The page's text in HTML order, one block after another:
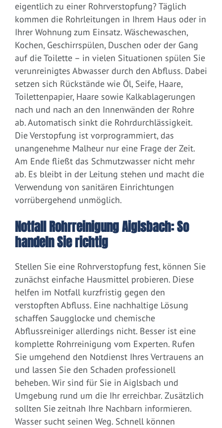
eigentlich zu einer Rohrverstopfung? Täglich
kommen die Rohrleitungen in Ihrem Haus oder in
Ihrer Wohnung zum Einsatz. Wäschewaschen,
Kochen, Geschirrspülen, Duschen oder der Gang
auf die Toilette – in vielen Situationen spülen Sie
verunreinigtes Abwasser durch den Abfluss. Dabei
setzen sich Rückstände wie Öl, Seife, Haare,
Toilettenpapier, Haare sowie Kalkablagerungen
nach und nach an den Innenwänden der Rohre
ab. Automatisch sinkt die Rohrdurchlässigkeit.
Die Verstopfung ist vorprogrammiert, das
unangenehme Malheur nur eine Frage der Zeit.
Am Ende fließt das Schmutzwasser nicht mehr
ab. Es bleibt in der Leitung stehen und macht die
Verwendung von sanitären Einrichtungen
vorrübergehend unmöglich.
Notfall Rohrreinigung Aiglsbach: So
handeln Sie richtig
Stellen Sie eine Rohrverstopfung fest, können Sie
zunächst einfache Hausmittel probieren. Diese
helfen im Notfall kurzfristig gegen den
verstopften Abfluss. Eine nachhaltige Lösung
schaffen Saugglocke und chemische
Abflussreiniger allerdings nicht. Besser ist eine
komplette Rohrreinigung vom Experten. Rufen
Sie umgehend den Notdienst Ihres Vertrauens an
und lassen Sie den Schaden professionell
beheben. Wir sind für Sie in Aiglsbach und
Umgebung rund um die Ihr erreichbar. Zusätzlich
sollten Sie zeitnah Ihre Nachbarn informieren.
Wasser sucht seinen Weg. Schnell können